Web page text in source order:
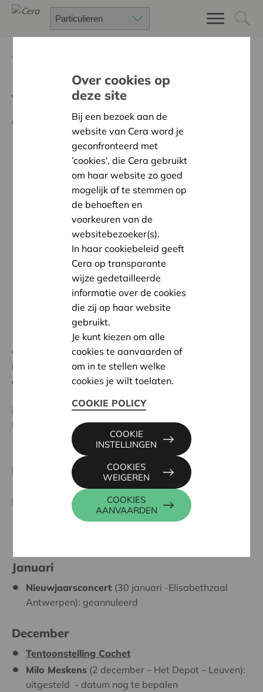
Voorzorgsmaatregelen
corona events Cera
17 januari 2022
Cera draagt het welzijn van haar vennoten nauw in
het hart. Daarom beslisten we, gezien de verstrengde
coronaregels, om voorzorgsmaatregelen te nemen.
Dit heeft een impact op een aantal activiteiten.
Hieronder zie je om welke activiteiten het gaat.
Deze activiteiten zijn geannuleerd:
Februari
(2 februari): uitgesteld, nieuwe datum is
Januari
Nieuwjaarsconcert (30 januari -Elisabethzaal
Antwerpen): geannuleerd
December
Tentoonstelling Cachet
Milo Meskens(2 december – Het Depot – Leuven):
uitgesteld - datum nog te bepalen
Over cookies op
deze site
Bij een bezoek aan de
website van Cera word je
geconfronteerd met
’cookies‘, die Cera gebruikt
om haar website zo goed
mogelijk af te stemmen op
de behoeften en
voorkeuren van de
websitebezoeker(s).
In haar cookiebeleid geeft
Cera op transparante
wijze gedetailleerde
informatie over de cookies
die zij op haar website
gebruikt.
Je kunt kiezen om alle
cookies te aanvaarden of
om in te stellen welke
cookies je wilt toelaten.
COOKIE POLICY
COOKIES
AANVAARDEN
COOKIES
WEIGEREN
COOKIE
INSTELLINGEN